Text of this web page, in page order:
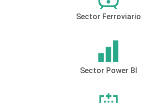
Sector Ferroviario
Sector Power BI